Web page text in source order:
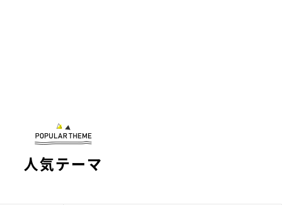
人気テーマ